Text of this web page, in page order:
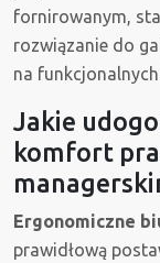
fornirowanym,
rozwiązanie do
na
Jakie
komfort
Ergonomiczne
prawidłową